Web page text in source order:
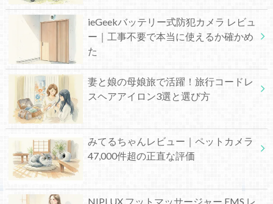
ieGeekバッテリー式防犯カメラ レビュ
ー｜工事不要で本当に使えるか確かめ
た
妻と娘の母娘旅で活躍！旅行コードレ
スヘアアイロン3選と選び方
みてるちゃんレビュー｜ペットカメラ
47,000件超の正直な評価
NIPLUX フットマッサージャー EMS レ